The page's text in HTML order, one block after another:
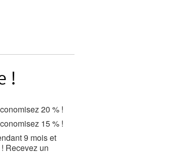
!
20 % !
15 % !
9 mois et
Recevez un